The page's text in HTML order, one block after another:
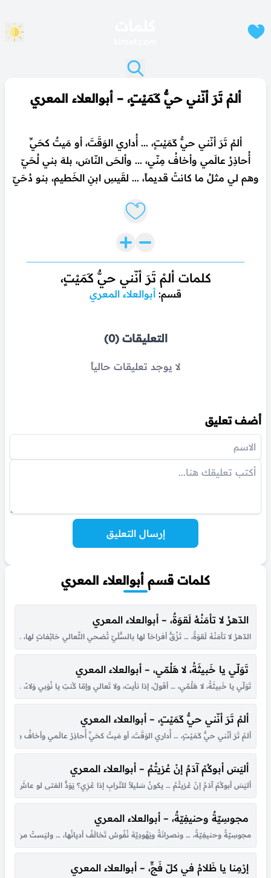
ألمْ تَرَ أنّني حيٌّ كَمَيْتٍ، – أبوالعلاء المعري
ألمْ تَرَ أنّني حيٌّ كَمَيْتٍ، ... أُداري الوَقَتَ، أو مَيتٌ كحَيِّ
أُحاذِرُ عالَمي وأخافُ مِنّي، ... وألحَى النّاسَ، بلهَ بني لُحَيّ
وهم لي مثلُ ما كانتْ قديماً، ... لقَيسِ ابنِ الخَطيم، بنو دُحَيّ
Like lyrics
كلمات ألمْ تَرَ أنّني حيٌّ كَمَيْتٍ،
قسم: أبوالعلاء المعري
التعليقات (0)
لا يوجد تعليقات حالياً
أضف تعليق
إرسال التعليق
كلمات قسم أبوالعلاء المعري
الدّهرُ لا تأمَنُهُ لَقوَةٌ، – أبوالعلاء المعري
الدّهرُ لا تأمَنُهُ لَقوَةٌ، … تَزُقُّ أفراخاً لها بالسُّلَيّ تُضحي الثّعالي خائِفاتٍ
تَوَلّي يا خَبيثَةُ، لا هَلُمّي، – أبوالعلاء المعري
تَوَلّي يا خَبيثَةُ، لا هَلُمّي، … أقولُ، إذا نأيت، ولا تَعالي وإمّا كُنتِ يا نُوَبي وَلاءً، …
ألمْ تَرَ أنّني حيٌّ كَمَيْتٍ، – أبوالعلاء المعري
ألمْ تَرَ أنّني حيٌّ كَمَيْتٍ، … أُداري الوَقَتَ، أو مَيتٌ كحَيِّ أُحاذِرُ عالَمي وأخافُ
أليَسَ أبوكُمْ آدَمٌ إنْ عُزيتُمُ – أبوالعلاء المعري
أليَسَ أبوكُمْ آدَمٌ إنْ عُزيتُمُ … يكونُ سَليلاً للتّرابِ إذا عُزِي؟ يَوَدُّ الفتى لو عاشَ،
مجوسِيّةٌ وحنيفِيّةٌ، – أبوالعلاء المعري
مجوسِيّةٌ وحنيفِيّةٌ، … ونصرانَةٌ ويَهُودِيّهْ نُفُوسٌ تَخالَفُ أديانُها، … وليَستْ من
إرْمِنا يا ظَلامُ في كلّ فَجٍّ، – أبوالعلاء المعري